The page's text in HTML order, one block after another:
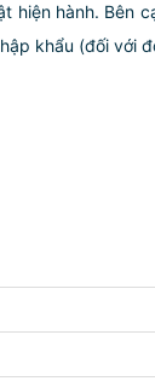
hiện hành.
khẩu (đối với